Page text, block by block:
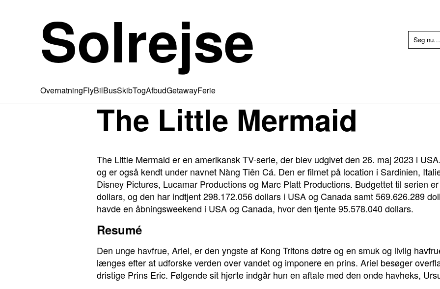
Solrejse
OvernatningFlyBilBusSkibTogAfbudGetawayFerie
The Little Mermaid
The Little Mermaid er en amerikansk TV-serie, der blev udgivet den 26. maj 2023 i
og er også kendt under navnet Nàng Tiên Cá. Den er filmet på location i Sardinien,
Disney Pictures, Lucamar Productions og Marc Platt Productions. Budgettet til serien
dollars, og den har indtjent 298.172.056 dollars i USA og Canada samt 569.626.289
havde en åbningsweekend i USA og Canada, hvor den tjente 95.578.040 dollars.
Resumé
Den unge havfrue, Ariel, er den yngste af Kong Tritons døtre og en smuk og livlig
længes efter at udforske verden over vandet og imponere en prins. Ariel besøger
dristige Prins Eric. Følgende sit hjerte indgår hun en aftale med den onde havheks,